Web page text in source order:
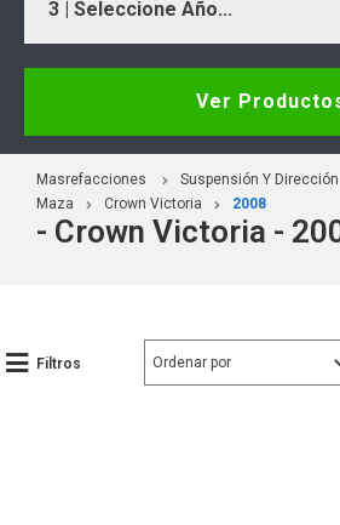
3 | Seleccione Año...
Ver
Masrefacciones Suspensión Y Dirección
Maza
Crown Victoria 2008
- Crown Victoria -
Filtros